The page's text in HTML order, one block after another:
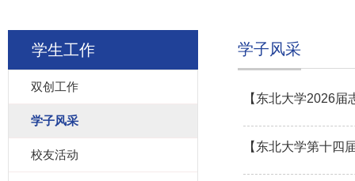
学生工作
双创工作
学子风采
校友活动
学子风采
【东北大学2026
【东北大学第十